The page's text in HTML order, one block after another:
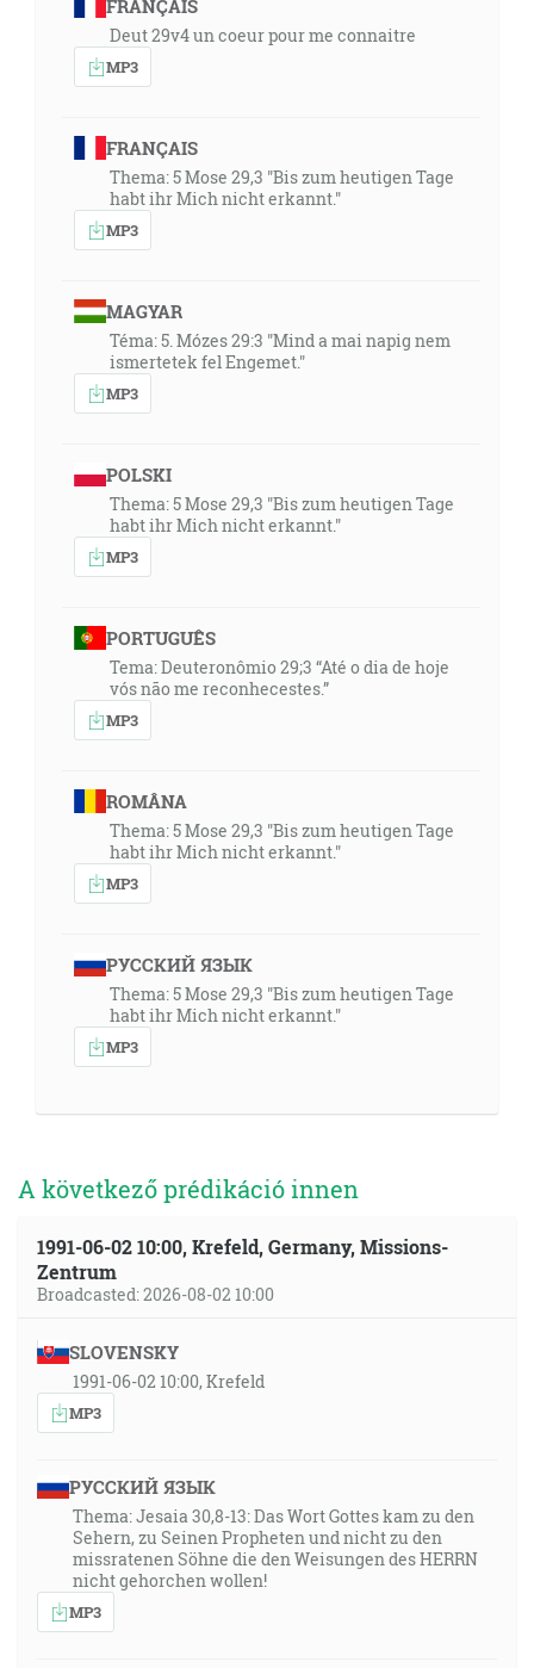
FRANÇAIS
Deut 29v4 un coeur pour me connaitre
MP3
FRANÇAIS
Thema: 5 Mose 29,3 "Bis zum heutigen Tage
habt ihr Mich nicht erkannt."
MP3
MAGYAR
Téma: 5. Mózes 29:3 "Mind a mai napig nem
ismertetek fel Engemet."
MP3
POLSKI
Thema: 5 Mose 29,3 "Bis zum heutigen Tage
habt ihr Mich nicht erkannt."
MP3
PORTUGUÊS
Tema: Deuteronômio 29;3 “Até o dia de hoje
vós não me reconhecestes.”
MP3
ROMÂNA
Thema: 5 Mose 29,3 "Bis zum heutigen Tage
habt ihr Mich nicht erkannt."
MP3
РУССКИЙ ЯЗЫК
Thema: 5 Mose 29,3 "Bis zum heutigen Tage
habt ihr Mich nicht erkannt."
MP3
A következő prédikáció innen
1991-06-02 10:00, Krefeld, Germany, Missions-
Zentrum
Broadcasted: 2026-08-02 10:00
SLOVENSKY
1991-06-02 10:00, Krefeld
MP3
РУССКИЙ ЯЗЫК
Thema: Jesaia 30,8-13: Das Wort Gottes kam zu den
Sehern, zu Seinen Propheten und nicht zu den
missratenen Söhne die den Weisungen des HERRN
nicht gehorchen wollen!
MP3